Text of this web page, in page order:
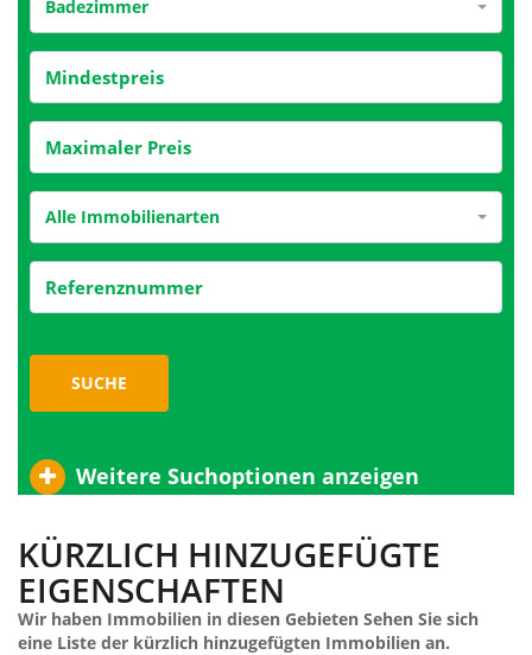
Badezimmer
Alle Immobilienarten
SUCHE
Weitere Suchoptionen anzeigen
KÜRZLICH HINZUGEFÜGTE
EIGENSCHAFTEN
Wir haben Immobilien in diesen Gebieten Sehen Sie sich
eine Liste der kürzlich hinzugefügten Immobilien an.